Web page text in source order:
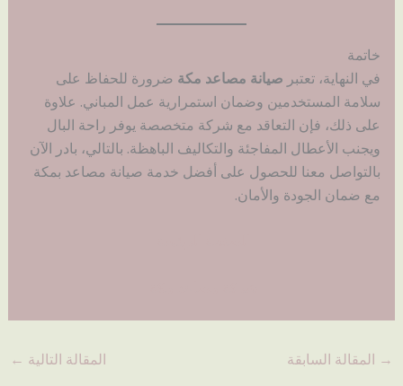
خاتمة
في النهاية، تعتبر صيانة مصاعد مكة ضرورة للحفاظ على
سلامة المستخدمين وضمان استمرارية عمل المباني. علاوة
على ذلك، فإن التعاقد مع شركة متخصصة يوفر راحة البال
ويجنب الأعطال المفاجئة والتكاليف الباهظة. بالتالي، بادر الآن
بالتواصل معنا للحصول على أفضل خدمة صيانة مصاعد بمكة
مع ضمان الجودة والأمان.
→ المقالة السابقة المقالة التالية ←